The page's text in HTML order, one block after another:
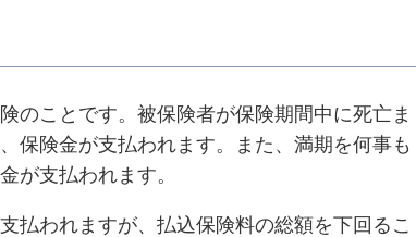
のことです。被保険者が保険期間中に死亡ま
保険金が支払われます。また、満期を何事も
が支払われます。
払われますが、払込保険料の総額を下回るこ